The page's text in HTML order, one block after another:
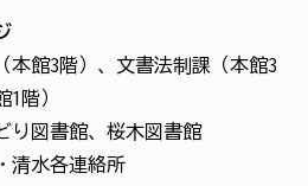
本館3階）、文書法制課（本館3
1階）
り図書館、桜木図書館
清水各連絡所